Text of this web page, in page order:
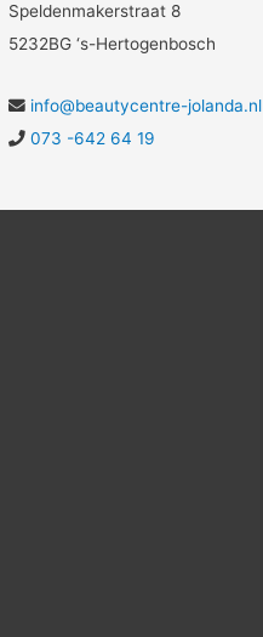
Speldenmakerstraat 8
5232BG ‘s-Hertogenbosch
info@beautycentre-jolanda.nl
073 -642 64 19